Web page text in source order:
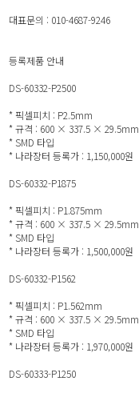
대표문의 : 010-4687-9246
등록제품 안내
DS-60332-P2500
* 픽셀피치 : P2.5mm
* 규격 : 600 × 337.5 × 29.5mm
* SMD 타입
* 나라장터 등록가 : 1,150,000원
DS-60332-P1875
* 픽셀피치 : P1.875mm
* 규격 : 600 × 337.5 × 29.5mm
* SMD 타입
* 나라장터 등록가 : 1,500,000원
DS-60332-P1562
* 픽셀피치 : P1.562mm
* 규격 : 600 × 337.5 × 29.5mm
* SMD 타입
* 나라장터 등록가 : 1,970,000원
DS-60333-P1250